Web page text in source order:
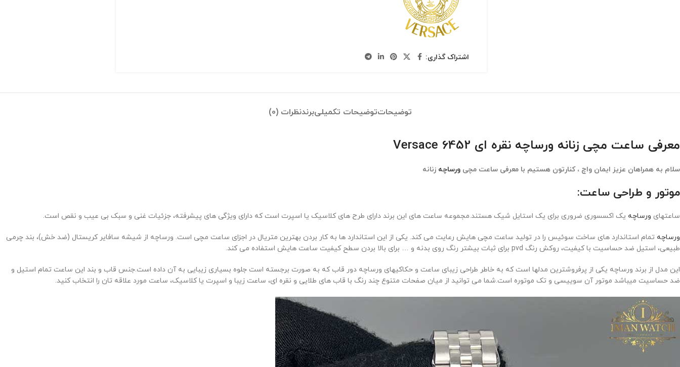
اشتراک گذاری:
توضیحاتتوضیحات تکمیلیبرندنظرات (0)
معرفی ساعت مچی زنانه ورساچه نقره ای Versace 6452
سلام به همراهان عزیز ایمان واچ ، کنارتون هستیم با معرفی ساعت مچی ورساچه زنانه
موتور و طراحی ساعت:
ساعتهای ورساچه یک اکسسوری ضروری برای یک استایل شیک هستند.مجموعه ساعت های این برند دارای طرح های کلاسیک یا اسپرت است که دارای ویژگی های پیشرفته، جزئیات غنی و سبک بی عیب و نقص است.
ورساچه تمام استاندارد های ساخت سوئیس را در تولید ساعت مچی هایش رعایت می کند. یکی از این استاندارد ها به کار بردن بهترین متریال در اجزای ساعت مچی است. ورساچه از شیشه سافایر کریستال (ضد خش)، بند چرمی
طبیعی، استیل ضد حساسیت با کیفیت، روکش رنگ pvd برای ثبات بیشتر رنگ روی بدنه و … برای بالا بردن سطح کیفیت ساعت هایش استفاده می کند.
این مدل از برند ورساچه یکی از پرفروشترین مدلها است که به خاطر طراحی زیبای ساعت و حکاکیهای ورساچه دور قاب که به صورت برجسته است جلوه بسیاری زیبایی به آن داده است.جنس قاب و بند این ساعت تمام استیل و
ضد حساسیت میباشد موتور آن سوییسی و تک موتوره است.شما می توانید از میان صفحات متنوع چند رنگ با قاب های طلایی و نقره ای، ساعت زیبا و اسپرت یا کلاسیک، ساعت مورد علاقه تان را انتخاب کنید.